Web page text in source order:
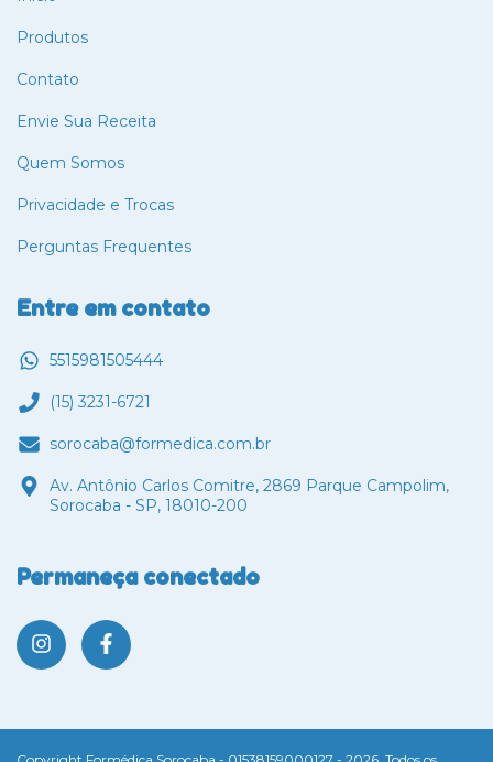
Produtos
Contato
Envie Sua Receita
Quem Somos
Privacidade e Trocas
Perguntas Frequentes
Entre em contato
5515981505444
(15) 3231-6721
sorocaba@formedica.com.br
Av. Antônio Carlos Comitre, 2869 Parque Campolim,
Sorocaba - SP, 18010-200
Permaneça conectado